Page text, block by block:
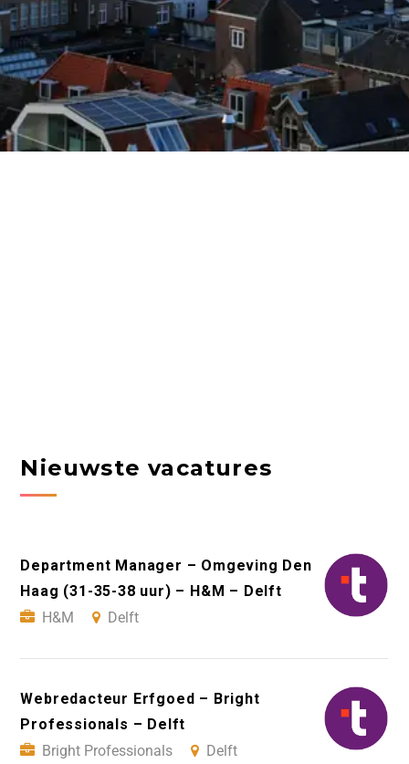
Nieuwste vacatures
Department Manager – Omgeving Den
Haag (31-35-38 uur) – H&M – Delft
H&M
Delft
Webredacteur Erfgoed – Bright
Professionals – Delft
Bright Professionals
Delft